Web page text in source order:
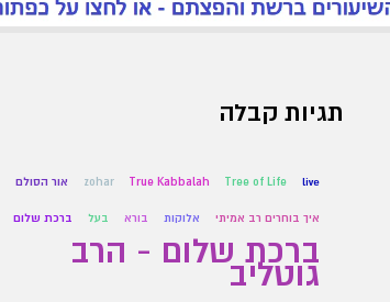
תגיות קבלה
live
Tree of Life
True Kabbalah
zohar אור הסולם
איך בוחרים רב אמיתי אלוקות בורא בעל ברכת שלום
ברכת שלום - הרב
גוטליב